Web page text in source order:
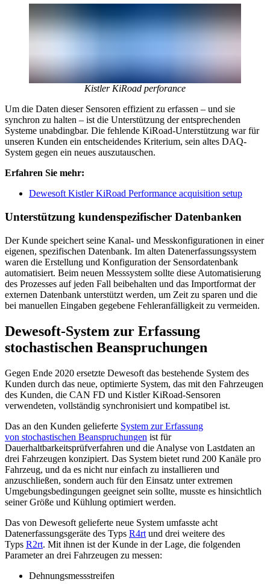
Kistler KiRoad perforance
Um die Daten dieser Sensoren effizient zu erfassen – und sie
synchron zu halten – ist die Unterstützung der entsprechenden
Systeme unabdingbar. Die fehlende KiRoad-Unterstützung war für
unseren Kunden ein entscheidendes Kriterium, sein altes DAQ-
System gegen ein neues auszutauschen.
Erfahren Sie mehr:
Dewesoft Kistler KiRoad Performance acquisition setup
Unterstützung kundenspezifischer Datenbanken
Der Kunde speichert seine Kanal- und Messkonfigurationen in einer
eigenen, spezifischen Datenbank. Im alten Datenerfassungssystem
waren die Erstellung und Konfiguration der Sensordatenbank
automatisiert. Beim neuen Messsystem sollte diese Automatisierung
des Prozesses auf jeden Fall beibehalten und das Importformat der
externen Datenbank unterstützt werden, um Zeit zu sparen und die
bei manuellen Eingaben gegebene Fehleranfälligkeit zu vermeiden.
Dewesoft-System zur Erfassung
stochastischen Beanspruchungen
Gegen Ende 2020 ersetzte Dewesoft das bestehende System des
Kunden durch das neue, optimierte System, das mit den Fahrzeugen
des Kunden, die CAN FD und Kistler KiRoad-Sensoren
verwendeten, vollständig synchronisiert und kompatibel ist.
Das an den Kunden gelieferte System zur Erfassung
von stochastischen Beanspruchungen ist für
Dauerhaltbarkeitsprüfverfahren und die Analyse von Lastdaten an
drei Fahrzeugen konzipiert. Das System bietet rund 200 Kanäle pro
Fahrzeug, und da es nicht nur einfach zu installieren und
anzuschließen, sondern auch für den Einsatz unter extremen
Umgebungsbedingungen geeignet sein sollte, musste es hinsichtlich
seiner Größe und Kühlung optimiert werden.
Das von Dewesoft gelieferte neue System umfasste acht
Datenerfassungsgeräte des Typs R4rt und drei weitere des
Typs R2rt. Mit ihnen ist der Kunde in der Lage, die folgenden
Parameter an drei Fahrzeugen zu messen:
Dehnungsmessstreifen